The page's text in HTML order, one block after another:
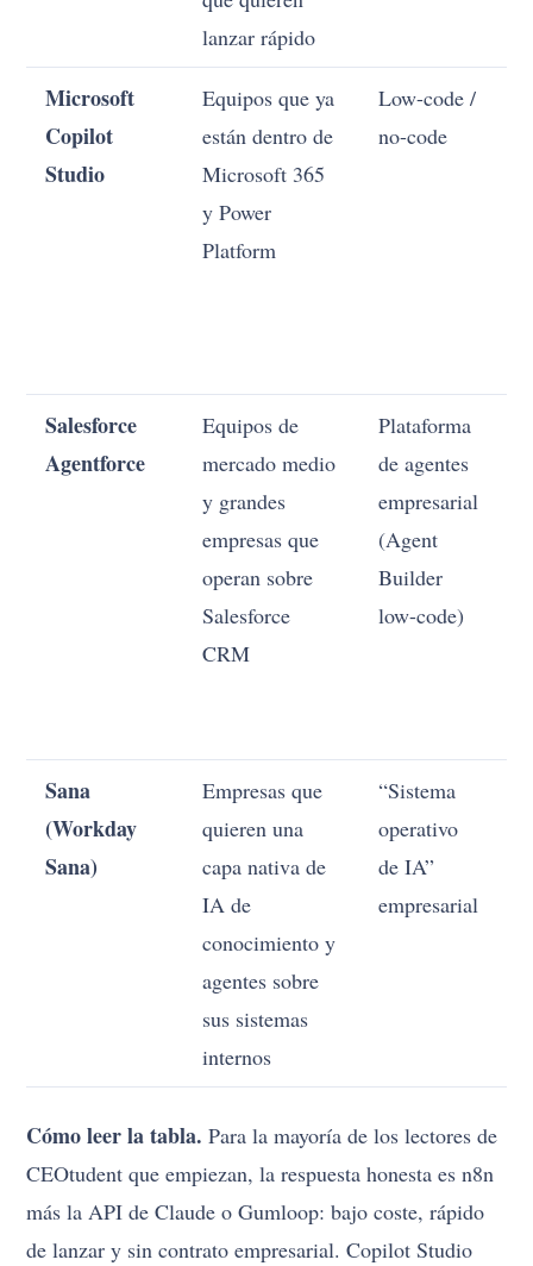
lanzar rápido
Microsoft
Copilot
Studio
Equipos que ya
están dentro de
Microsoft 365
y Power
Platform
Low-code /
no-code
Salesforce
Agentforce
Equipos de
mercado medio
y grandes
empresas que
operan sobre
Salesforce
CRM
Plataforma
de agentes
empresarial
(Agent
Builder
low-code)
Sana
(Workday
Sana)
Empresas que
quieren una
capa nativa de
IA de
conocimiento y
agentes sobre
sus sistemas
internos
“Sistema
operativo
de IA”
empresarial
Cómo leer la tabla. Para la mayoría de los lectores de
CEOtudent que empiezan, la respuesta honesta es n8n
más la API de Claude o Gumloop: bajo coste, rápido
de lanzar y sin contrato empresarial. Copilot Studio